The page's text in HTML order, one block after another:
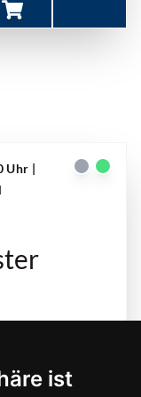
ist
Uhr |